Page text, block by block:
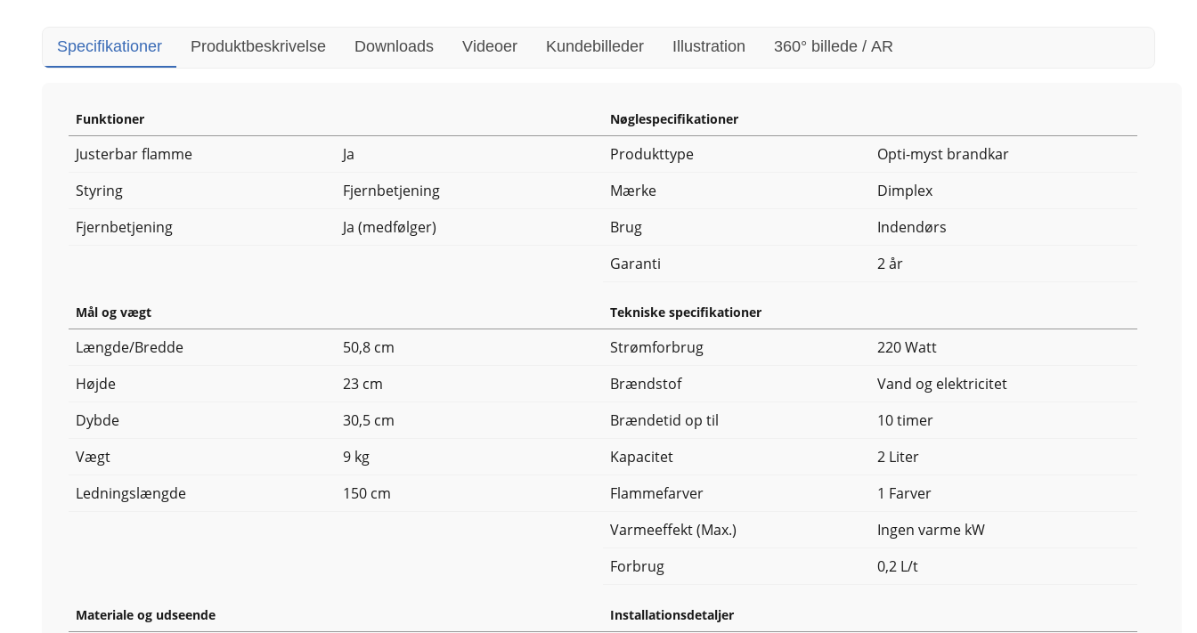
Specifikationer Produktbeskrivelse Downloads Videoer Kundebilleder Illustration 360° billede / AR
Funktioner
Justerbar flamme
Ja
Styring
Fjernbetjening
Fjernbetjening
Ja (medfølger)
Nøglespecifikationer
Produkttype
Opti-myst brandkar
Mærke
Dimplex
Brug
Indendørs
Garanti
2 år
Mål og vægt
Længde/Bredde
50,8 cm
Højde
23 cm
Dybde
30,5 cm
Vægt
9 kg
Ledningslængde
150 cm
Tekniske specifikationer
Strømforbrug
220 Watt
Brændstof
Vand og elektricitet
Brændetid op til
10 timer
Kapacitet
2 Liter
Flammefarver
1 Farver
Varmeeffekt (Max.)
Ingen varme kW
Forbrug
0,2 L/t
Materiale og udseende Installationsdetaljer